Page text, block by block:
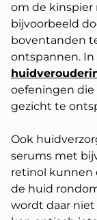
om de kinspier
bijvoorbeeld
boventanden
ontspannen. In
oefeningen
gezicht te
Ook
serums met
retinol kunnen
de huid
wordt daar